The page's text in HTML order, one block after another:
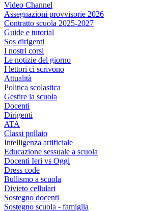
Video Channel
Assegnazioni provvisorie 2026
Contratto scuola 2025-2027
Guide e tutorial
Sos dirigenti
I nostri corsi
Le notizie del giorno
I lettori ci scrivono
Attualità
Politica scolastica
Gestire la scuola
Docenti
Dirigenti
ATA
Classi pollaio
Intelligenza artificiale
Educazione sessuale a scuola
Docenti Ieri vs Oggi
Dress code
Bullismo a scuola
Divieto cellulari
Sostegno docenti
Sostegno scuola - famiglia